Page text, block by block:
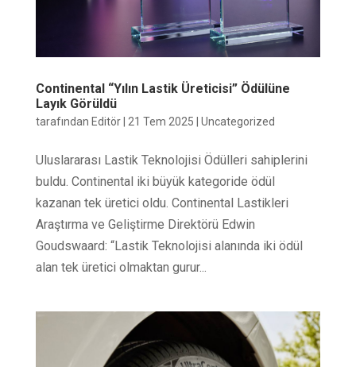
Continental “Yılın Lastik Üreticisi” Ödülüne
Layık Görüldü
tarafından Editör| 21 Tem 2025 | Uncategorized
Uluslararası Lastik Teknolojisi Ödülleri sahiplerini
buldu. Continental iki büyük kategoride ödül
kazanan tek üretici oldu. Continental Lastikleri
Araştırma ve Geliştirme Direktörü Edwin
Goudswaard: “Lastik Teknolojisi alanında iki ödül
alan tek üretici olmaktan gurur...